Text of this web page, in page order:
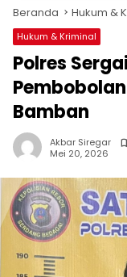
Beranda Hukum &
Hukum & Kriminal
Polres
Bamban
Akbar Siregar
Mei 20, 2026